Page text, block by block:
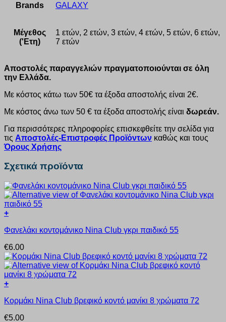
Brands GALAXY
Μέγεθος
('Ετη)
1 ετών, 2 ετών, 3 ετών, 4 ετών, 5 ετών, 6 ετών,
7 ετών
Αποστολές παραγγελιών πραγματοποιούνται σε όλη
την Ελλάδα.
Με κόστος κάτω των 50€ τα έξοδα αποστολής είναι 2€.
Με κόστος άνω των 50 € τα έξοδα αποστολής είναι δωρεάν.
Για περισσότερες πληροφορίες επισκεφθείτε την σελίδα για
τις Αποστολές-Επιστροφές Προϊόντων καθώς και τους
Όρους Χρήσης
Σχετικά προϊόντα
+
το
έχει
πολλαπλές
παραλλαγές.
Οι
επιλογές
να
Φανελάκι κοντομάνικο Nina Club γκρι παιδικό 55
€6.00
+
το
έχει
Κορμάκι Nina Club βρεφικό κοντό μανίκι 8 χρώματα 72
€5.00